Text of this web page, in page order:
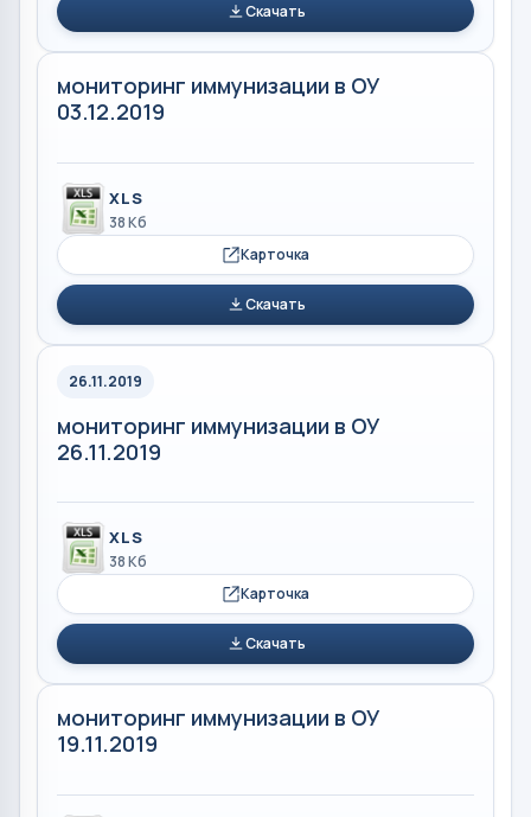
Скачать
мониторинг иммунизации в ОУ
03.12.2019
XLS
38 Кб
Карточка
Скачать
26.11.2019
мониторинг иммунизации в ОУ
26.11.2019
XLS
38 Кб
Карточка
Скачать
мониторинг иммунизации в ОУ
19.11.2019